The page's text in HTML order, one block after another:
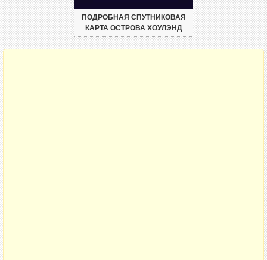
ПОДРОБНАЯ СПУТНИКОВАЯ
КАРТА ОСТРОВА ХОУЛЭНД